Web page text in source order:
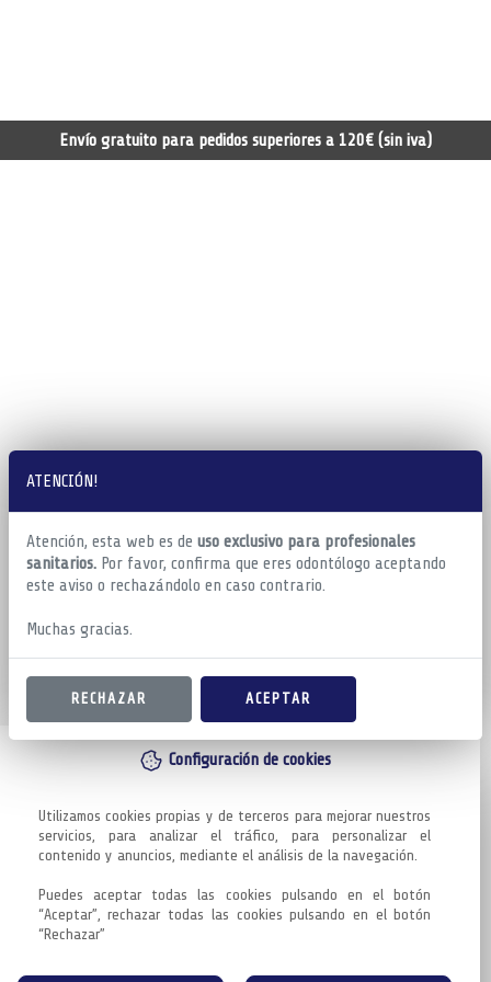
ATENCIÓN!
Atención, esta web es de uso exclusivo para profesionales
sanitarios. Por favor, confirma que eres odontólogo aceptando
este aviso o rechazándolo en caso contrario.
Muchas gracias.
RECHAZAR ACEPTAR
Configuración de cookies
Utilizamos cookies propias y de terceros para mejorar nuestros
servicios, para analizar el tráfico, para personalizar el
contenido y anuncios, mediante el análisis de la navegación.
Puedes aceptar todas las cookies pulsando en el botón
“Aceptar”, rechazar todas las cookies pulsando en el botón
“Rechazar”
Envío gratuito para pedidos superiores a 120€ (sin iva)